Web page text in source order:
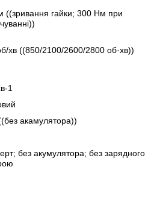
((зривання гайки; 300 Нм при
хв ((850/2100/2600/2800 об·хв))
1
акамулятора))
без акумулятора; без зарядного